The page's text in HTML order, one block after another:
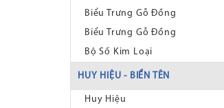
Biểu Trưng Gỗ Đồng
Biểu Trưng Gỗ Đồng
Bộ Số Kim Loại
HUY HIỆU - BIỂN TÊN
Huy Hiệu